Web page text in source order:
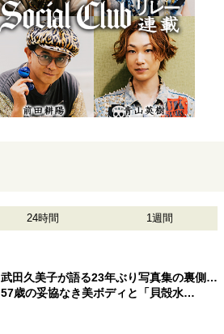
24時間 1週間
武田久美子が語る23年ぶり写真集の裏側…
57歳の妥協なき美ボディと「貝殻水…